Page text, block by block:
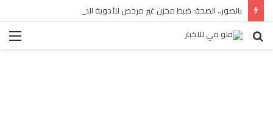
بالصور.. الصحة: ضبط مخزن غير مرخص للأدوية المهربة بالبساتين
بحث